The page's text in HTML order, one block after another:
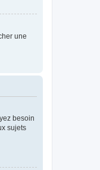
une
besoin
sujets